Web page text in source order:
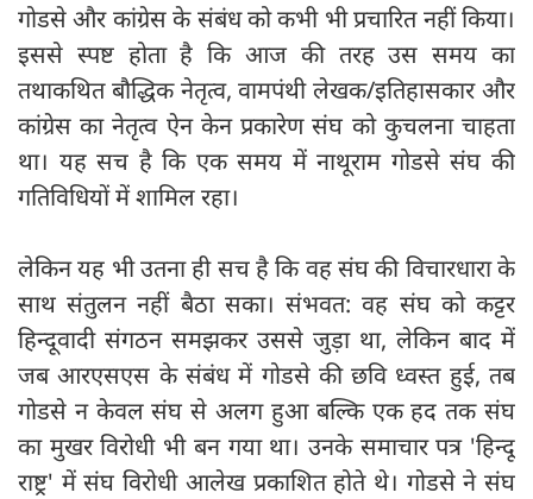
गोडसे और कांग्रेस के संबंध को कभी भी प्रचारित नहीं किया।
इससे स्पष्ट होता है कि आज की तरह उस समय का
तथाकथित बौद्धिक नेतृत्व, वामपंथी लेखक/इतिहासकार और
कांग्रेस का नेतृत्व ऐन केन प्रकारेण संघ को कुचलना चाहता
था। यह सच है कि एक समय में नाथूराम गोडसे संघ की
गतिविधियों में शामिल रहा।
लेकिन यह भी उतना ही सच है कि वह संघ की विचारधारा के
साथ संतुलन नहीं बैठा सका। संभवत: वह संघ को कट्टर
हिन्दूवादी संगठन समझकर उससे जुड़ा था, लेकिन बाद में
जब आरएसएस के संबंध में गोडसे की छवि ध्वस्त हुई, तब
गोडसे न केवल संघ से अलग हुआ बल्कि एक हद तक संघ
का मुखर विरोधी भी बन गया था। उनके समाचार पत्र 'हिन्दू
राष्ट्र' में संघ विरोधी आलेख प्रकाशित होते थे। गोडसे ने संघ